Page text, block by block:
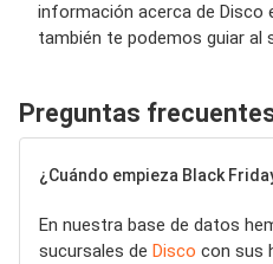
información acerca de Disco
también te podemos guiar al
Preguntas
¿Cuándo empieza Black
En nuestra base de datos
sucursales de Disco con sus